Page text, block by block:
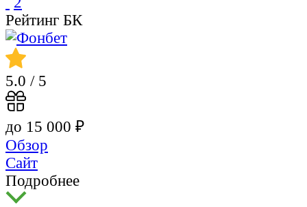
Рейтинг БК
5.0 / 5
до 15 000 ₽
Обзор
Сайт
Подробнее